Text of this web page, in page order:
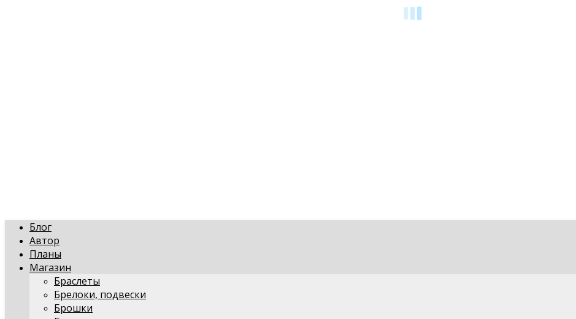
Блог
Автор
Планы
Магазин
Браслеты
Брелоки, подвески
Брошки